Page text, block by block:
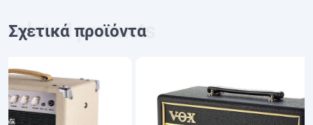
Σχετικά προϊόντα